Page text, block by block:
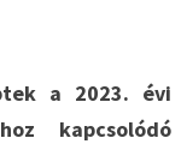
a 2023. évi
kapcsolódó